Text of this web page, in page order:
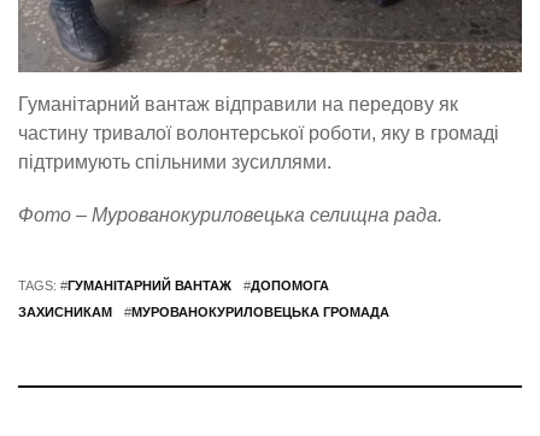
Гуманітарний вантаж відправили на передову як
частину тривалої волонтерської роботи, яку в громаді
підтримують спільними зусиллями.
Фото – Мурованокуриловецька селищна рада.
TAGS: #ГУМАНІТАРНИЙ ВАНТАЖ #ДОПОМОГА
ЗАХИСНИКАМ
#МУРОВАНОКУРИЛОВЕЦЬКА ГРОМАДА